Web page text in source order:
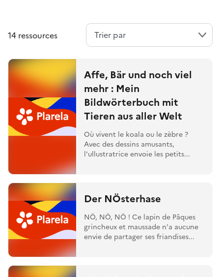
14 ressources
Affe, Bär und noch viel
mehr : Mein
Bildwörterbuch mit
Tieren aus aller Welt
Où vivent le koala ou le zèbre ?
Avec des dessins amusants,
l'ullustratrice envoie les petits...
Der NÖsterhase
NÖ, NÖ, NÖ ! Ce lapin de Pâques
grincheux et maussade n'a aucune
envie de partager ses friandises...